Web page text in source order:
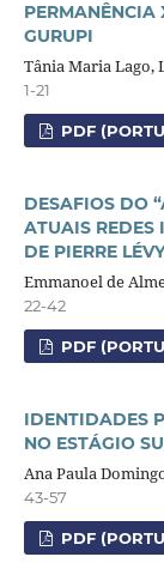
PERMANÊNCIA
GURUPI
Tânia Maria Lago,
1-21
PDF
DESAFIOS DO
ATUAIS REDES
DE PIERRE
Emmanoel de
22-42
PDF
IDENTIDADES
NO ESTÁGIO
Ana Paula
43-57
PDF